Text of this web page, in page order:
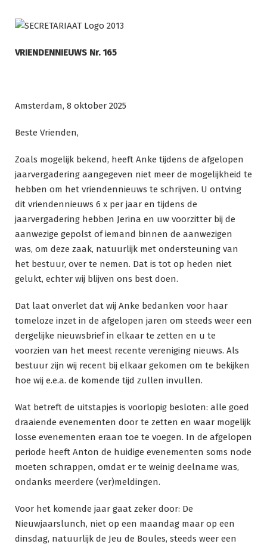
naar
inhoudVRIENDENNIEUWS Nr. 165
Amsterdam, 8 oktober 2025
Beste Vrienden,
Zoals mogelijk bekend, heeft Anke tijdens de afgelopen
jaarvergadering aangegeven niet meer de mogelijkheid te
hebben om het vriendennieuws te schrijven. U ontving
dit vriendennieuws 6 x per jaar en tijdens de
jaarvergadering hebben Jerina en uw voorzitter bij de
aanwezige gepolst of iemand binnen de aanwezigen
was, om deze zaak, natuurlijk met ondersteuning van
het bestuur, over te nemen. Dat is tot op heden niet
gelukt, echter wij blijven ons best doen.
Dat laat onverlet dat wij Anke bedanken voor haar
tomeloze inzet in de afgelopen jaren om steeds weer een
dergelijke nieuwsbrief in elkaar te zetten en u te
voorzien van het meest recente vereniging nieuws. Als
bestuur zijn wij recent bij elkaar gekomen om te bekijken
hoe wij e.e.a. de komende tijd zullen invullen.
Wat betreft de uitstapjes is voorlopig besloten: alle goed
draaiende evenementen door te zetten en waar mogelijk
losse evenementen eraan toe te voegen. In de afgelopen
periode heeft Anton de huidige evenementen soms node
moeten schrappen, omdat er te weinig deelname was,
ondanks meerdere (ver)meldingen.
Voor het komende jaar gaat zeker door: De
Nieuwjaarslunch, niet op een maandag maar op een
dinsdag, natuurlijk de Jeu de Boules, steeds weer een